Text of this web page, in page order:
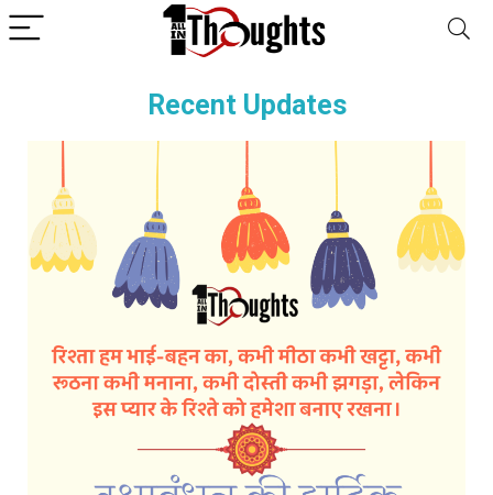
Recent Updates